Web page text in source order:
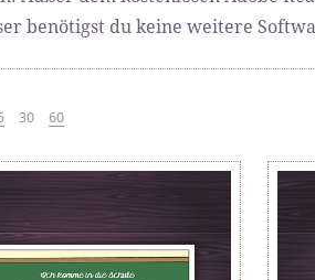
benötigst du keine weitere
30 60